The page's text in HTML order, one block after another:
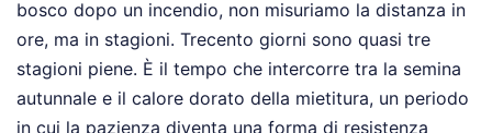
bosco dopo un incendio, non misuriamo la distanza in
ore, ma in stagioni. Trecento giorni sono quasi tre
stagioni piene. È il tempo che intercorre tra la semina
autunnale e il calore dorato della mietitura, un periodo
in cui la pazienza diventa una forma di resistenza